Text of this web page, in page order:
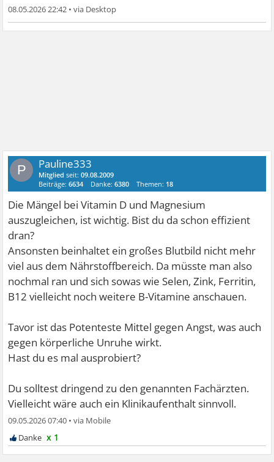
08.05.2026 22:42 •
P Pauline333
Mitglied seit:09.08.2009
Beiträge:6634 Danke:6380 Themen: 18
Die Mängel bei Vitamin D und Magnesium
auszugleichen, ist wichtig. Bist du da schon effizient
dran?
Ansonsten beinhaltet ein großes Blutbild nicht mehr
viel aus dem Nährstoffbereich. Da müsste man also
nochmal ran und sich sowas wie Selen, Zink, Ferritin,
B12 vielleicht noch weitere B-Vitamine anschauen.
Tavor ist das Potenteste Mittel gegen Angst, was auch
gegen körperliche Unruhe wirkt.
Hast du es mal ausprobiert?
Du solltest dringend zu den genannten Fachärzten.
Vielleicht wäre auch ein Klinikaufenthalt sinnvoll.
09.05.2026 07:40 •
x 1